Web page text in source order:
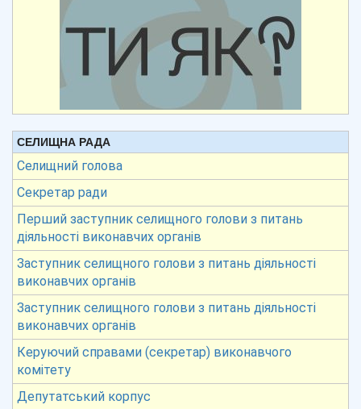
СЕЛИЩНА РАДА
Селищний голова
Секретар ради
Перший заступник селищного голови з питань
діяльності виконавчих органів
Заступник селищного голови з питань діяльності
виконавчих органів
Заступник селищного голови з питань діяльності
виконавчих органів
Керуючий справами (секретар) виконавчого
комітету
Депутатський корпус